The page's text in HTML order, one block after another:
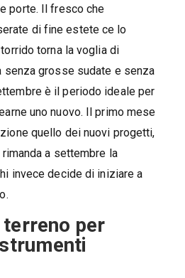
porte. Il fresco che
di fine estete ce lo
torna la voglia di
senza grosse sudate e senza
è il periodo ideale per
uno nuovo. Il primo mese
quello dei nuovi progetti,
rimanda a settembre la
invece decide di iniziare a
per